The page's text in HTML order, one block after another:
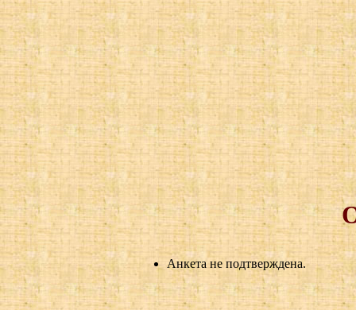
Анкета не подтверждена.